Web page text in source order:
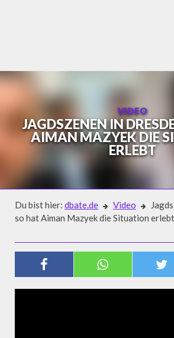
VIDEO
JAGDSZENEN IN
AIMAN MAZYEK DIE
ERLEBT
Du bist hier: dbate.de Video
so hat Aiman Mazyek die Situation erlebt
JAGDSZENEN IN
HAT AIMAN MAZYEK
SITUATION ERLEBT